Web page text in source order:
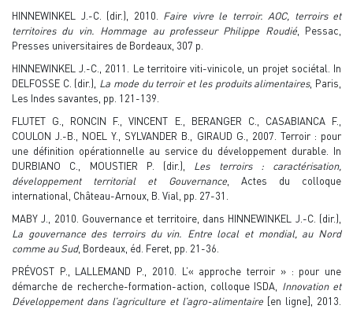
HINNEWINKEL J.-C. (dir.), 2010. Faire vivre le terroir. AOC, terroirs et
territoires du vin. Hommage au professeur Philippe Roudié, Pessac,
Presses universitaires de Bordeaux, 307 p.
HINNEWINKEL J.-C., 2011. Le territoire viti-vinicole, un projet sociétal. In
DELFOSSE C. (dir.), La mode du terroir et les produits alimentaires, Paris,
Les Indes savantes, pp. 121-139.
FLUTET G., RONCIN F., VINCENT E., BERANGER C., CASABIANCA F.,
COULON J.-B., NOEL Y., SYLVANDER B., GIRAUD G., 2007. Terroir : pour
une définition opérationnelle au service du développement durable. In
DURBIANO C., MOUSTIER P. (dir.), Les terroirs : caractérisation,
développement territorial et Gouvernance, Actes du colloque
international, Château-Arnoux, B. Vial, pp. 27-31.
MABY J., 2010. Gouvernance et territoire, dans HINNEWINKEL J.-C. (dir.),
La gouvernance des terroirs du vin. Entre local et mondial, au Nord
comme au Sud, Bordeaux, éd. Feret, pp. 21-36.
PRÉVOST P., LALLEMAND P., 2010. L’« approche terroir » : pour une
démarche de recherche-formation-action, colloque ISDA, Innovation et
Développement dans l’agriculture et l’agro-alimentaire [en ligne], 2013.